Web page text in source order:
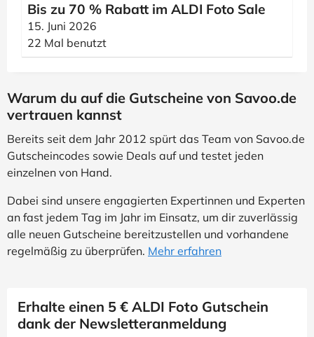
Bis zu 70 % Rabatt im ALDI Foto Sale
15. Juni 2026
22 Mal benutzt
Warum du auf die Gutscheine von Savoo.de
vertrauen kannst
Bereits seit dem Jahr 2012 spürt das Team von Savoo.de
Gutscheincodes sowie Deals auf und testet jeden
einzelnen von Hand.
Dabei sind unsere engagierten Expertinnen und Experten
an fast jedem Tag im Jahr im Einsatz, um dir zuverlässig
alle neuen Gutscheine bereitzustellen und vorhandene
regelmäßig zu überprüfen. Mehr erfahren
Erhalte einen 5 € ALDI Foto Gutschein
dank der Newsletteranmeldung